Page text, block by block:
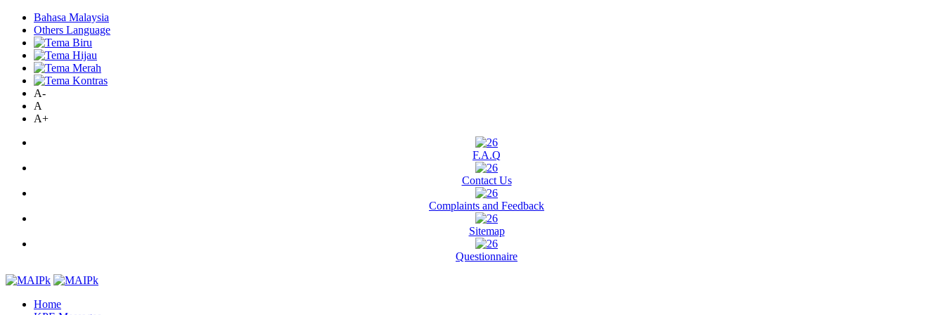
Bahasa Malaysia
Others Language
A-
A
A+
F.A.Q
Contact Us
Complaints and Feedback
Sitemap
Questionnaire
Home